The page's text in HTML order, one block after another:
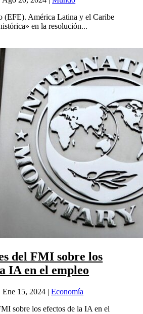
(EFE). América Latina y el Caribe
en la resolución...
del FMI sobre los
IA en el empleo
|Ene 15, 2024 |Economía
sobre los efectos de la IA en el